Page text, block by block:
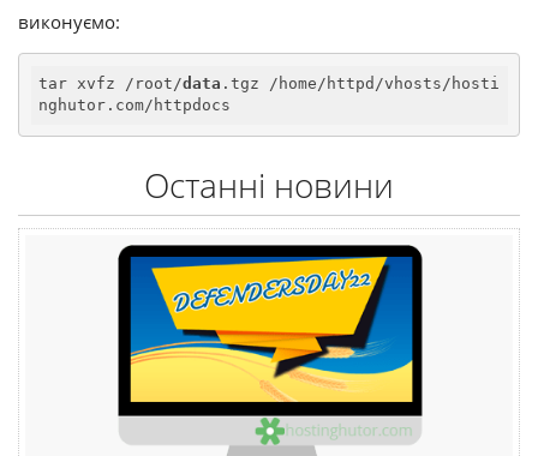
виконуємо:
tar xvfz /root/data .tgz /home/httpd/vhosts/hosti
nghutor.com/httpdocs
Останні новини